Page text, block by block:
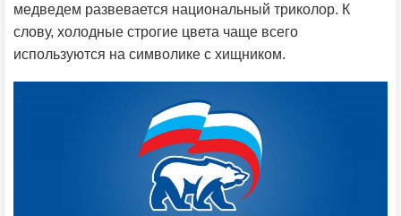
медведем развевается национальный триколор. К
слову, холодные строгие цвета чаще всего
используются на символике с хищником.